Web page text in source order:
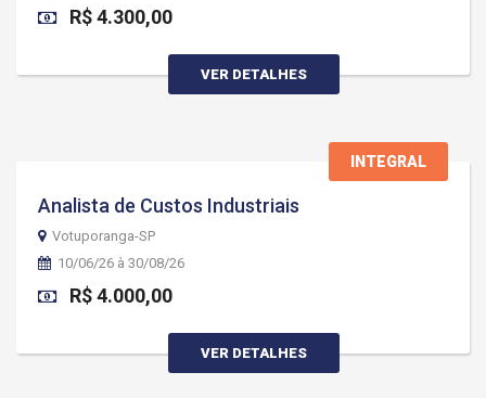
R$ 4.300,00
VER DETALHES
INTEGRAL
Analista de Custos Industriais
Votuporanga-SP
10/06/26 à 30/08/26
R$ 4.000,00
VER DETALHES